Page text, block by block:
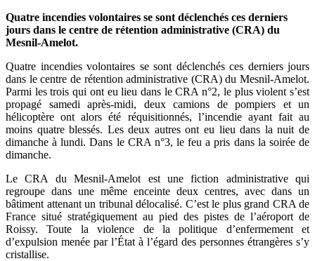
Quatre incendies volontaires se sont déclenchés ces derniers
jours dans le centre de rétention administrative (CRA) du
Mesnil-Amelot.
Quatre incendies volontaires se sont déclenchés ces derniers jours
dans le centre de rétention administrative (CRA) du Mesnil-Amelot.
Parmi les trois qui ont eu lieu dans le CRA n°2, le plus violent s’est
propagé samedi après-midi, deux camions de pompiers et un
hélicoptère ont alors été réquisitionnés, l’incendie ayant fait au
moins quatre blessés. Les deux autres ont eu lieu dans la nuit de
dimanche à lundi. Dans le CRA n°3, le feu a pris dans la soirée de
dimanche.
Le CRA du Mesnil-Amelot est une fiction administrative qui
regroupe dans une même enceinte deux centres, avec dans un
bâtiment attenant un tribunal délocalisé. C’est le plus grand CRA de
France situé stratégiquement au pied des pistes de l’aéroport de
Roissy. Toute la violence de la politique d’enfermement et
d’expulsion menée par l’État à l’égard des personnes étrangères s’y
cristallise.